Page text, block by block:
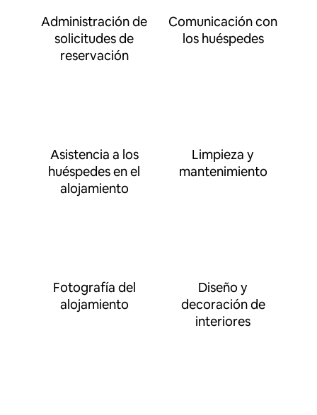
Administración de
solicitudes de
reservación
Comunicación con
los huéspedes
Asistencia a los
huéspedes en el
alojamiento
Limpieza y
mantenimiento
Fotografía del
alojamiento
Diseño y
decoración de
interiores